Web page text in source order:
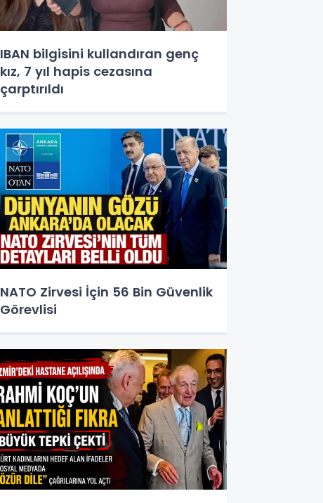
IBAN bilgisini kullandıran genç
kız, 7 yıl hapis cezasına
çarptırıldı
NATO Zirvesi İçin 56 Bin Güvenlik
Görevlisi